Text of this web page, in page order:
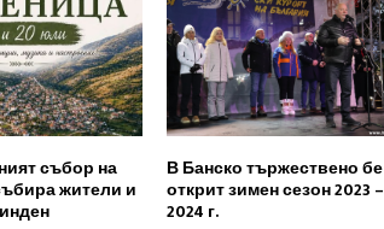
събор на
жители и
В Банско тържествено бе
открит зимен сезон 2023 –
2024 г.